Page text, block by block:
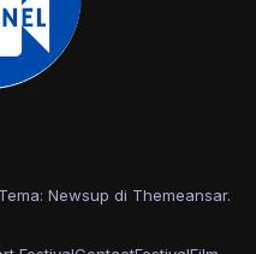
Tema: Newsup di Themeansar.